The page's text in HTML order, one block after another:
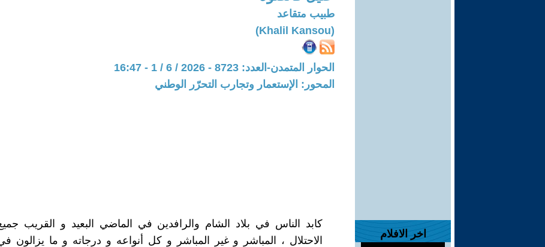
اخر الافلام
طبيب متقاعد
(Khalil Kansou)
الحوار المتمدن-العدد: 8723 - 2026 / 6 / 1 - 16:47
المحور: الإستعمار وتجارب التحرّر الوطني
كابد الناس في بلاد الشام والرافدين في الماضي البعيد و القريب
الاحتلال ، المباشر و غير المباشر و كل أنواعه و درجاته و ما يزالون